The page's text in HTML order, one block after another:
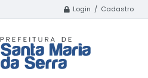
Login / Cadastro